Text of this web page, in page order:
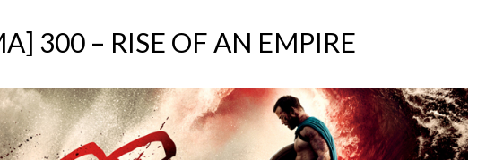
300 – RISE OF AN EMPIRE